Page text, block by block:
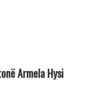
Armela Hysi